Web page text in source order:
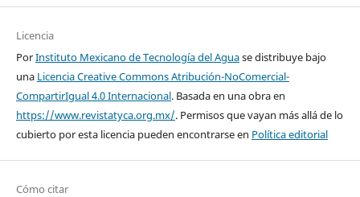
Licencia
PorInstituto Mexicano de Tecnología del Aguase distribuye bajo
una Licencia Creative Commons Atribución-NoComercial-
CompartirIgual 4.0 Internacional. Basada en una obra en
https://www.revistatyca.org.mx/. Permisos que vayan más allá de lo
cubierto por esta licencia pueden encontrarse en Política editorial
Cómo citar